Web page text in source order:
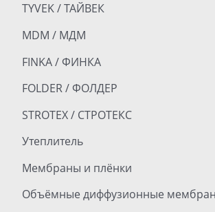
TYVEK / ТАЙВЕК
MDM / МДМ
FINKA / ФИНКА
FOLDER / ФОЛДЕР
STROTEX / СТРОТЕКС
Утеплитель
Мембраны и плёнки
Объёмные диффузионные